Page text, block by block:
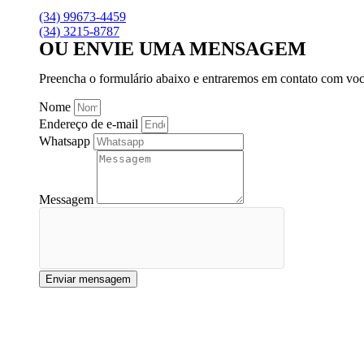
(34) 99673-4459
(34) 3215-8787
OU ENVIE UMA MENSAGEM
Preencha o formulário abaixo e entraremos em contato com
Nome
Endereço de e-mail
Whatsapp
Messagem
Enviar mensagem